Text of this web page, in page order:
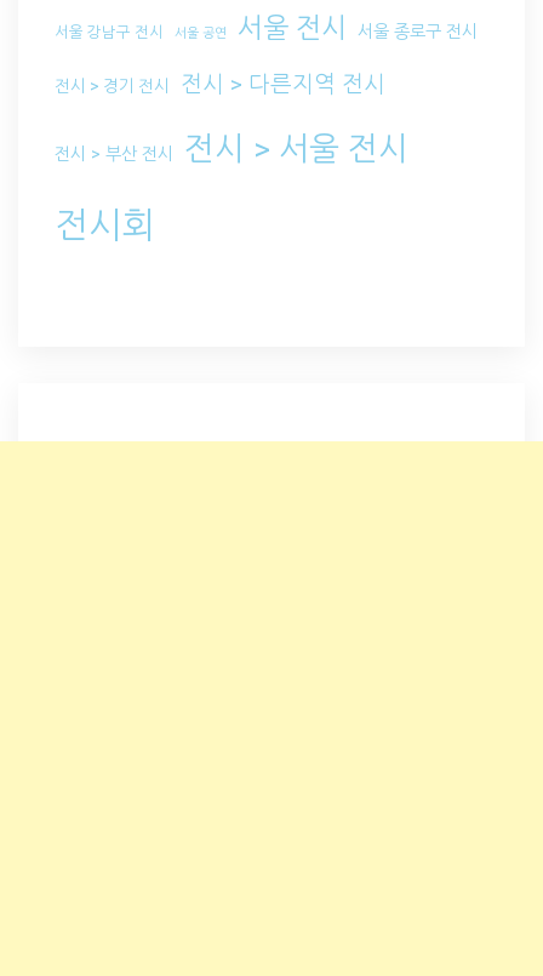
서울 강남구 전시 서울 공연 서울 전시 서울 종로구 전시
전시 > 경기 전시 전시 > 다른지역 전시
전시 > 부산 전시 전시 > 서울 전시
전시회